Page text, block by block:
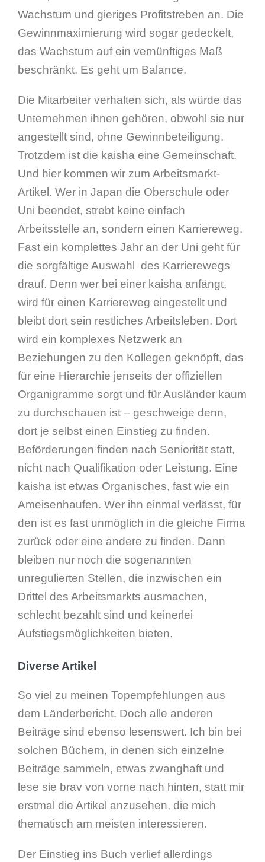
Wachstum und gieriges Profitstreben an. Die
Gewinnmaximierung wird sogar gedeckelt,
das Wachstum auf ein vernünftiges Maß
beschränkt. Es geht um Balance.
Die Mitarbeiter verhalten sich, als würde das
Unternehmen ihnen gehören, obwohl sie nur
angestellt sind, ohne Gewinnbeteiligung.
Trotzdem ist die kaisha eine Gemeinschaft.
Und hier kommen wir zum Arbeitsmarkt-
Artikel. Wer in Japan die Oberschule oder
Uni beendet, strebt keine einfach
Arbeitsstelle an, sondern einen Karriereweg.
Fast ein komplettes Jahr an der Uni geht für
die sorgfältige Auswahl des Karrierewegs
drauf. Denn wer bei einer kaisha anfängt,
wird für einen Karriereweg eingestellt und
bleibt dort sein restliches Arbeitsleben. Dort
wird ein komplexes Netzwerk an
Beziehungen zu den Kollegen geknöpft, das
für eine Hierarchie jenseits der offiziellen
Organigramme sorgt und für Ausländer kaum
zu durchschauen ist – geschweige denn,
dort je selbst einen Einstieg zu finden.
Beförderungen finden nach Seniorität statt,
nicht nach Qualifikation oder Leistung. Eine
kaisha ist etwas Organisches, fast wie ein
Ameisenhaufen. Wer ihn einmal verlässt, für
den ist es fast unmöglich in die gleiche Firma
zurück oder eine andere zu finden. Dann
bleiben nur noch die sogenannten
unregulierten Stellen, die inzwischen ein
Drittel des Arbeitsmarkts ausmachen,
schlecht bezahlt sind und keinerlei
Aufstiegsmöglichkeiten bieten.
Diverse Artikel
So viel zu meinen Topempfehlungen aus
dem Länderbericht. Doch alle anderen
Beiträge sind ebenso lesenswert. Ich bin bei
solchen Büchern, in denen sich einzelne
Beiträge sammeln, etwas zwanghaft und
lese sie brav von vorne nach hinten, statt mir
erstmal die Artikel anzusehen, die mich
thematisch am meisten interessieren.
Der Einstieg ins Buch verlief allerdings